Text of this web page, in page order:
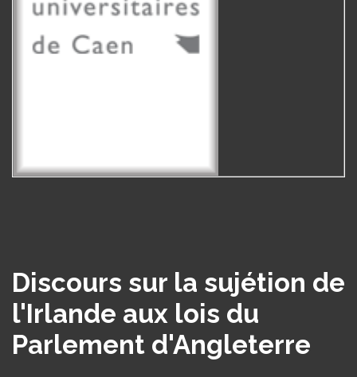
Discours sur la sujétion de
l'Irlande aux lois du
Parlement d'Angleterre